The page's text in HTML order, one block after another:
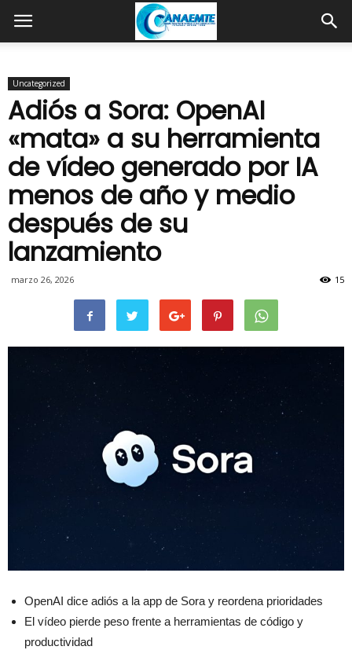
Uncategorized
Adiós a Sora: OpenAI
«mata» a su herramienta
de vídeo generado por IA
menos de año y medio
después de su
lanzamiento
marzo 26, 2026 15
OpenAI dice adiós a la app de Sora y reordena prioridades
El vídeo pierde peso frente a herramientas de código y
productividad